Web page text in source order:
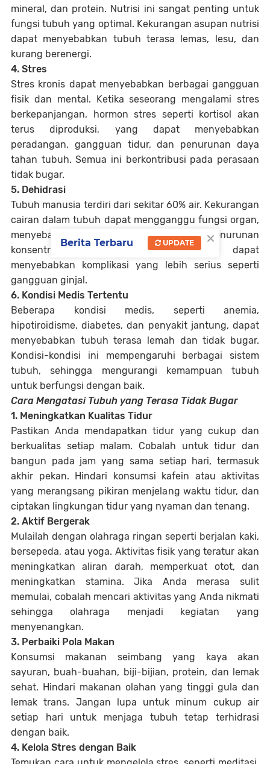
mineral, dan protein. Nutrisi ini sangat penting untuk
fungsi tubuh yang optimal. Kekurangan asupan nutrisi
dapat menyebabkan tubuh terasa lemas, lesu, dan
kurang berenergi.
4. Stres
Stres kronis dapat menyebabkan berbagai gangguan
fisik dan mental. Ketika seseorang mengalami stres
berkepanjangan, hormon stres seperti kortisol akan
terus diproduksi, yang dapat menyebabkan
peradangan, gangguan tidur, dan penurunan daya
tahan tubuh. Semua ini berkontribusi pada perasaan
tidak bugar.
5. Dehidrasi
Tubuh manusia terdiri dari sekitar 60% air. Kekurangan
cairan dalam tubuh dapat mengganggu fungsi organ,
menyebabkan kelelahan, sakit kepala, dan penurunan
konsentrasi. Dehidrasi kronis bahkan dapat
menyebabkan komplikasi yang lebih serius seperti
gangguan ginjal.
6. Kondisi Medis Tertentu
Beberapa kondisi medis, seperti anemia,
hipotiroidisme, diabetes, dan penyakit jantung, dapat
menyebabkan tubuh terasa lemah dan tidak bugar.
Kondisi-kondisi ini mempengaruhi berbagai sistem
tubuh, sehingga mengurangi kemampuan tubuh
untuk berfungsi dengan baik.
Cara Mengatasi Tubuh yang Terasa Tidak Bugar
1. Meningkatkan Kualitas Tidur
Pastikan Anda mendapatkan tidur yang cukup dan
berkualitas setiap malam. Cobalah untuk tidur dan
bangun pada jam yang sama setiap hari, termasuk
akhir pekan. Hindari konsumsi kafein atau aktivitas
yang merangsang pikiran menjelang waktu tidur, dan
ciptakan lingkungan tidur yang nyaman dan tenang.
2. Aktif Bergerak
Mulailah dengan olahraga ringan seperti berjalan kaki,
bersepeda, atau yoga. Aktivitas fisik yang teratur akan
meningkatkan aliran darah, memperkuat otot, dan
meningkatkan stamina. Jika Anda merasa sulit
memulai, cobalah mencari aktivitas yang Anda nikmati
sehingga olahraga menjadi kegiatan yang
menyenangkan.
3. Perbaiki Pola Makan
Konsumsi makanan seimbang yang kaya akan
sayuran, buah-buahan, biji-bijian, protein, dan lemak
sehat. Hindari makanan olahan yang tinggi gula dan
lemak trans. Jangan lupa untuk minum cukup air
setiap hari untuk menjaga tubuh tetap terhidrasi
dengan baik.
4. Kelola Stres dengan Baik
×
Berita Terbaru UPDATE